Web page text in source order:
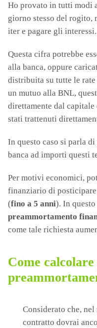
Ho provato in tutti modi
giorno stesso del rogito,
iter e pagare gli interessi.
Questa cifra potrebbe
alla banca, oppure
distribuita su tutte le
un mutuo alla BNL,
direttamente dal
stati trattenuti
In questo caso si parla di
banca ad importi questi
Per motivi economici,
finanziario di
(fino a 5 anni). In
preammortamento
come tale richiesta
Come
Considerato che,
contratto dovrai